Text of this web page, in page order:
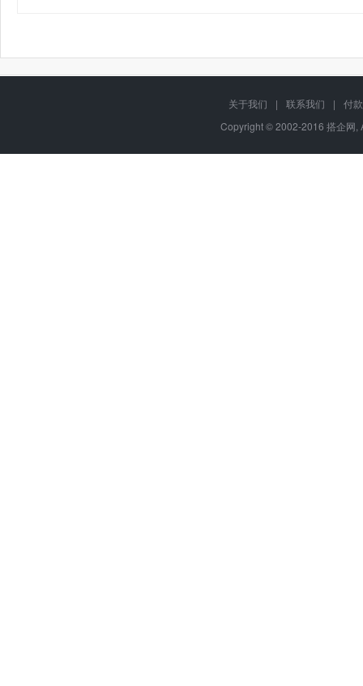
关于我们 | 联系我们 |
付
Copyright © 2002-2016 搭企网